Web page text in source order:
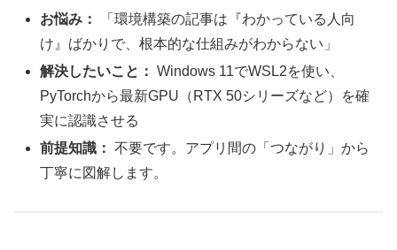
お悩み：
「環境構築の記事は『わかっている人向
け』ばかりで、根本的な仕組みがわからない」
解決したいこと： Windows 11でWSL2を使い、
PyTorchから最新GPU（RTX 50シリーズなど）を確
実に認識させる
前提知識： 不要です。アプリ間の「つながり」から
丁寧に図解します。